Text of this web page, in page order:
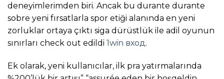
deneyimlerimden biri. Ancak bu durante durante
sobre yeni fırsatlarla spor etiği alanında en yeni
zorluklar ortaya çıktı siga dürüstlük ile adil oyunun
sınırları check out edildi 1win вход.
Ek olarak, yeni kullanıcılar, ilk pra yatırmalarında